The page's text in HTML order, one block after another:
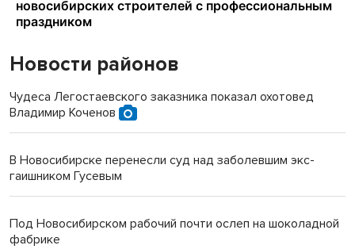
Новости районов
Чудеса Легостаевского заказника показал охотовед
Владимир Коченов
В Новосибирске перенесли суд над заболевшим экс-
гаишником Гусевым
Под Новосибирском рабочий почти ослеп на шоколадной
фабрике